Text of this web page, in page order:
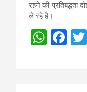
रहने की प्रतिबद्धता
ले रहे है।
W
at
F
ce